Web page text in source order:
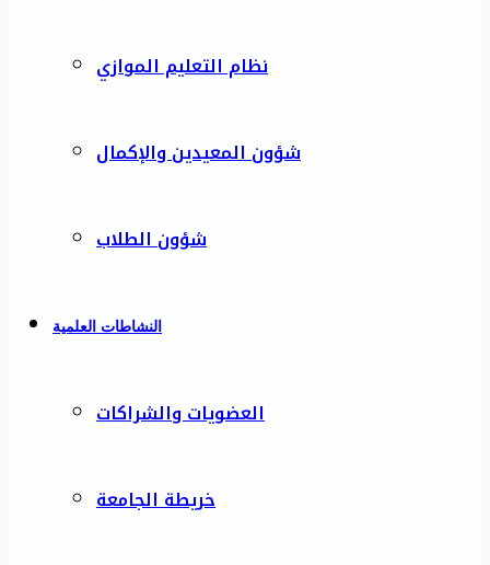
نظام التعليم الموازي
شؤون المعيدين والإكمال
شؤون الطلاب
النشاطات العلمية
العضويات والشراكات
خريطة الجامعة